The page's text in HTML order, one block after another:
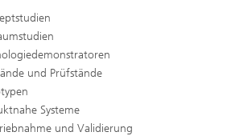
und Prüfstände
Systeme
und Validierung